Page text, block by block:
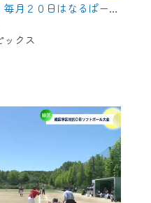
【緑区】続く物価高に朗報！毎月２０日はなるぱーくで野菜つめ放題！
ックス